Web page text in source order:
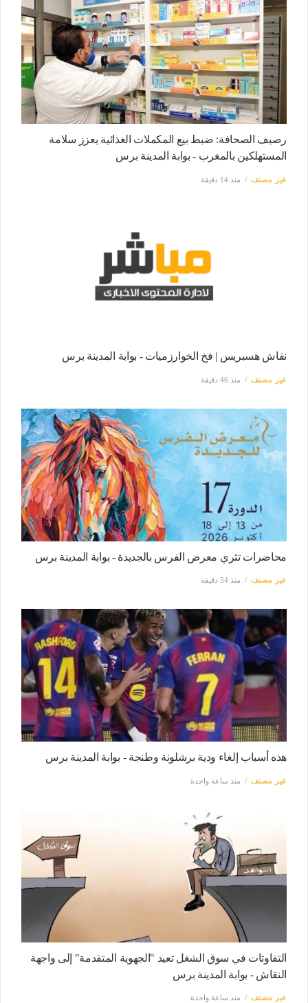
رصيف الصحافة: ضبط بيع المكملات الغذائية يعزز سلامة
المستهلكين بالمغرب - بوابة المدينة برس
غير مصنف منذ 14 دقيقة
نقاش هسبريس | فخ الخوارزميات - بوابة المدينة برس
غير مصنف منذ 46 دقيقة
محاضرات تثري معرض الفرس بالجديدة‬ - بوابة المدينة برس
غير مصنف منذ 54 دقيقة
هذه أسباب إلغاء ودية برشلونة وطنجة - بوابة المدينة برس
غير مصنف منذ ساعة واحدة
التفاوتات في سوق الشغل تعيد "الجهوية المتقدمة" إلى واجهة
النقاش - بوابة المدينة برس
غير مصنف منذ ساعة واحدة